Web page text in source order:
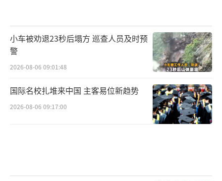
小车被劝退23秒后塌方 巡查人员及时预
警
2026-08-06 09:01:48
国际名校扎堆来中国 主客易位新趋势
2026-08-06 09:17:00